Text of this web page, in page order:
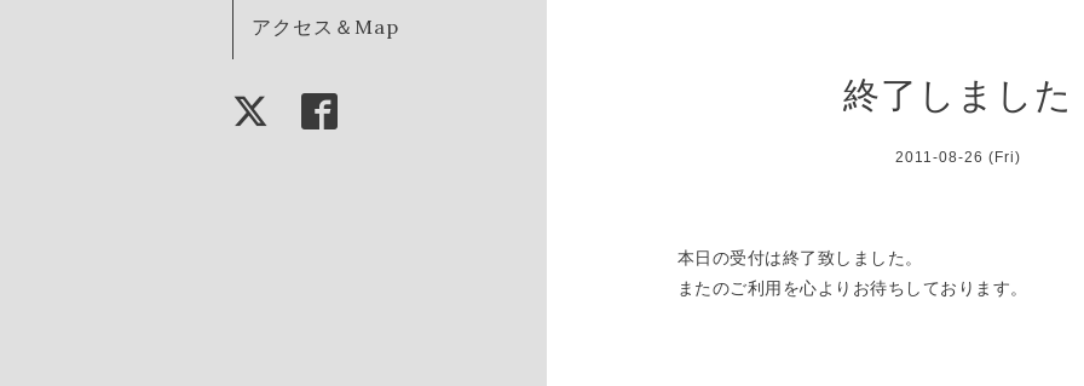
アクセス＆Map
終了しました
2011-08-26 (Fri)
本日の受付は終了致しました。
またのご利用を心よりお待ちしております。